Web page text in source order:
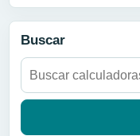
Buscar
Buscar: